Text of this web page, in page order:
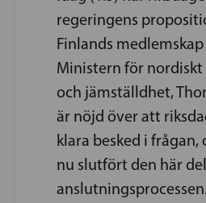
regeringens
Finlands
Ministern för
och jämställdhet,
är nöjd över att
klara besked i frågan,
nu slutfört den här